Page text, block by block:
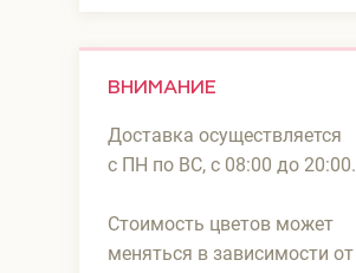
ВНИМАНИЕ
Доставка осуществляется
с ПН по ВС, с 08:00 до 20:00.
Стоимость цветов может
меняться в зависимости от